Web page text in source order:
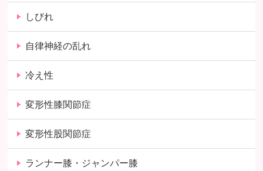
しびれ
自律神経の乱れ
冷え性
変形性膝関節症
変形性股関節症
ランナー膝・ジャンパー膝